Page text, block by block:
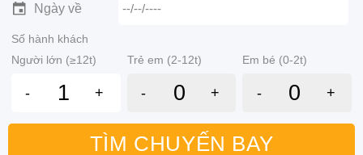
Ngày về --/--/----
Số hành khách
Người lớn (≥12t)
Trẻ em (2-12t) Em bé (0-2t)
- + - + - +
TÌM CHUYẾN BAY